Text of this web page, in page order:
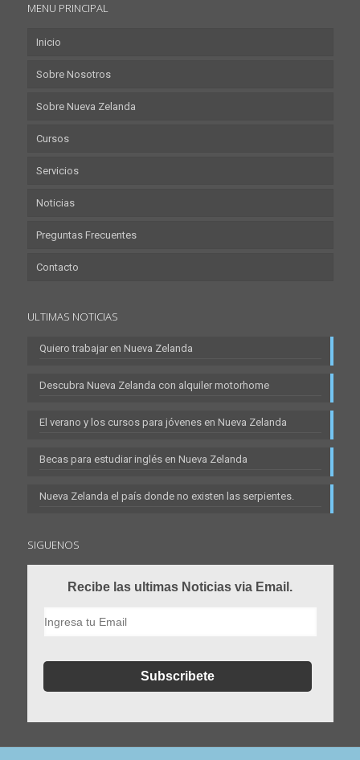
MENU PRINCIPAL
Inicio
Sobre Nosotros
Sobre Nueva Zelanda
Cursos
Servicios
Noticias
Preguntas Frecuentes
Contacto
ULTIMAS NOTICIAS
Quiero trabajar en Nueva Zelanda
Descubra Nueva Zelanda con alquiler motorhome
El verano y los cursos para jóvenes en Nueva Zelanda
Becas para estudiar inglés en Nueva Zelanda
Nueva Zelanda el país donde no existen las serpientes.
SIGUENOS
Recibe las ultimas Noticias via Email.